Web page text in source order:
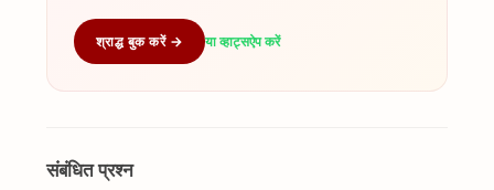
श्राद्ध बुक करें → या व्हाट्सऐप करें
संबंधित प्रश्न